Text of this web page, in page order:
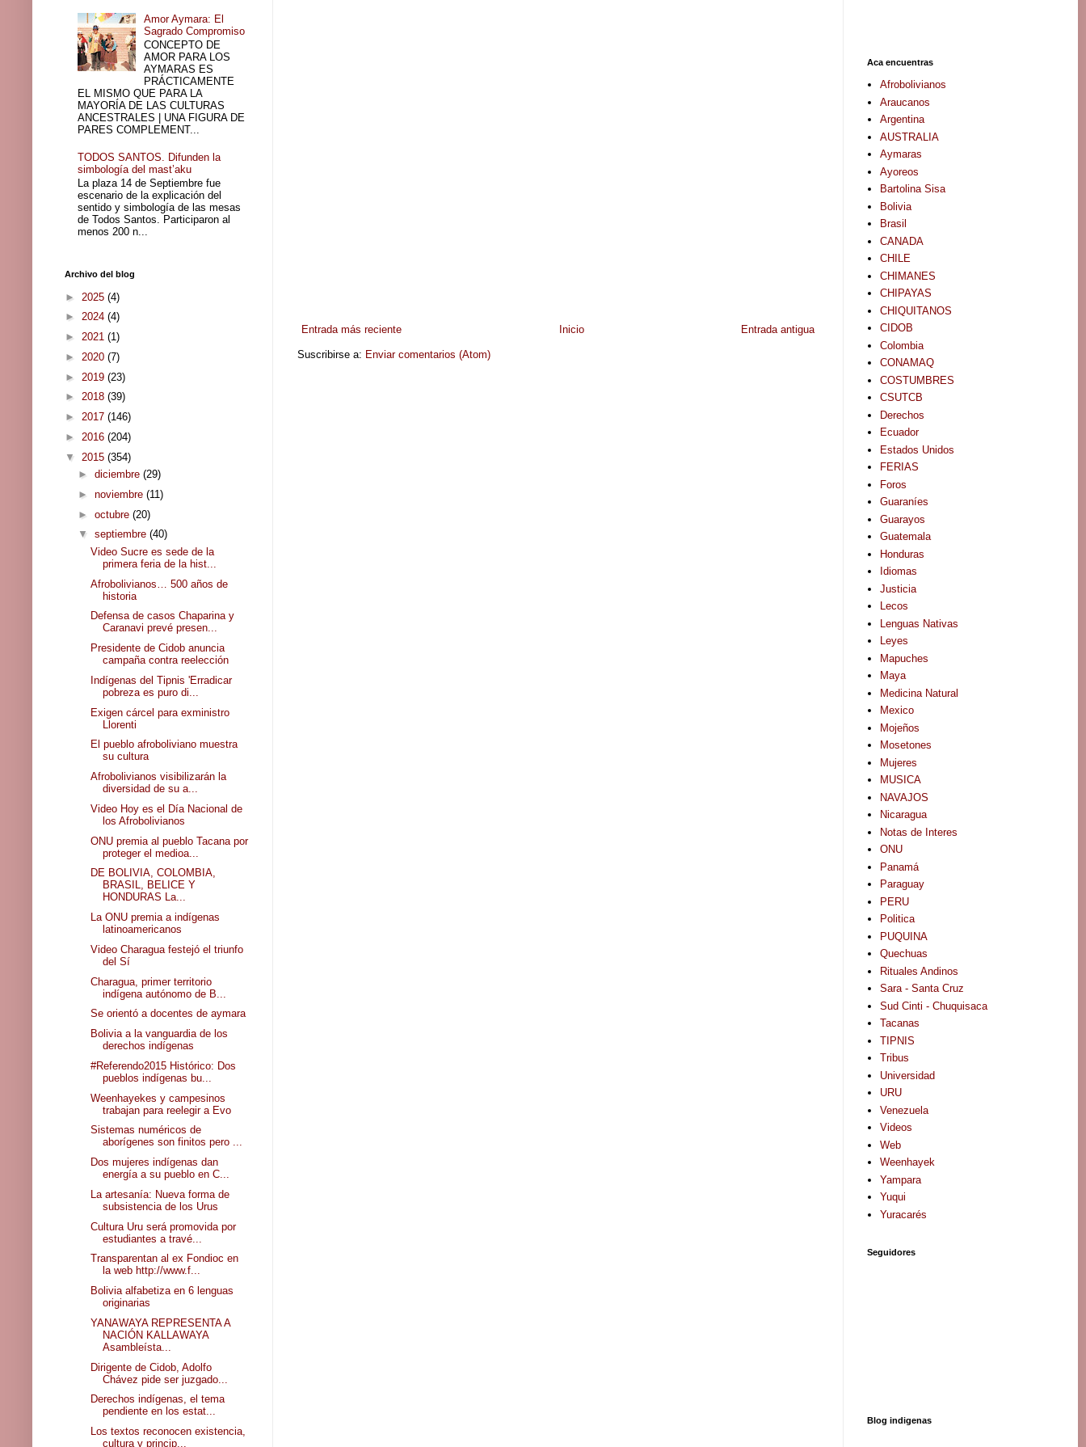
Entrada más reciente Entrada antigua
Inicio
Suscribirse a: Enviar comentarios (Atom)
Amor Aymara: El
Sagrado Compromiso
CONCEPTO DE
AMOR PARA LOS
AYMARAS ES
PRÁCTICAMENTE
EL MISMO QUE PARA LA
MAYORÍA DE LAS CULTURAS
ANCESTRALES | UNA FIGURA DE
PARES COMPLEMENT...
TODOS SANTOS. Difunden la
simbología del mast’aku
La plaza 14 de Septiembre fue
escenario de la explicación del
sentido y simbología de las mesas
de Todos Santos. Participaron al
menos 200 n...
Archivo del blog
► 2025 (4)
► 2024 (4)
► 2021 (1)
► 2020 (7)
► 2019 (23)
► 2018 (39)
► 2017 (146)
► 2016 (204)
▼ 2015 (354)
► diciembre (29)
► noviembre (11)
► octubre (20)
▼ septiembre (40)
Video Sucre es sede de la
primera feria de la hist...
Afrobolivianos… 500 años de
historia
Defensa de casos Chaparina y
Caranavi prevé presen...
Presidente de Cidob anuncia
campaña contra reelección
Indígenas del Tipnis 'Erradicar
pobreza es puro di...
Exigen cárcel para exministro
Llorenti
El pueblo afroboliviano muestra
su cultura
Afrobolivianos visibilizarán la
diversidad de su a...
Video Hoy es el Día Nacional de
los Afrobolivianos
ONU premia al pueblo Tacana por
proteger el medioa...
DE BOLIVIA, COLOMBIA,
BRASIL, BELICE Y
HONDURAS La...
La ONU premia a indígenas
latinoamericanos
Video Charagua festejó el triunfo
del Sí
Charagua, primer territorio
indígena autónomo de B...
Se orientó a docentes de aymara
Bolivia a la vanguardia de los
derechos indígenas
#Referendo2015 Histórico: Dos
pueblos indígenas bu...
Weenhayekes y campesinos
trabajan para reelegir a Evo
Sistemas numéricos de
aborígenes son finitos pero ...
Dos mujeres indígenas dan
energía a su pueblo en C...
La artesanía: Nueva forma de
subsistencia de los Urus
Cultura Uru será promovida por
estudiantes a travé...
Transparentan al ex Fondioc en
la web http://www.f...
Bolivia alfabetiza en 6 lenguas
originarias
YANAWAYA REPRESENTA A
NACIÓN KALLAWAYA
Asambleísta...
Dirigente de Cidob, Adolfo
Chávez pide ser juzgado...
Derechos indígenas, el tema
pendiente en los estat...
Los textos reconocen existencia,
cultura y princip...
Aca encuentras
Afrobolivianos
Araucanos
Argentina
AUSTRALIA
Aymaras
Ayoreos
Bartolina Sisa
Bolivia
Brasil
CANADA
CHILE
CHIMANES
CHIPAYAS
CHIQUITANOS
CIDOB
Colombia
CONAMAQ
COSTUMBRES
CSUTCB
Derechos
Ecuador
Estados Unidos
FERIAS
Foros
Guaraníes
Guarayos
Guatemala
Honduras
Idiomas
Justicia
Lecos
Lenguas Nativas
Leyes
Mapuches
Maya
Medicina Natural
Mexico
Mojeños
Mosetones
Mujeres
MUSICA
NAVAJOS
Nicaragua
Notas de Interes
ONU
Panamá
Paraguay
PERU
Politica
PUQUINA
Quechuas
Rituales Andinos
Sara - Santa Cruz
Sud Cinti - Chuquisaca
Tacanas
TIPNIS
Tribus
Universidad
URU
Venezuela
Videos
Web
Weenhayek
Yampara
Yuqui
Yuracarés
Seguidores
Blog indigenas